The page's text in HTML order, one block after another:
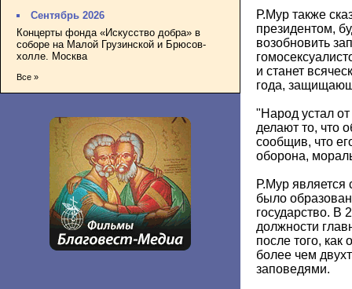
Сентябрь 2026
Концерты фонда «Искусство добра» в
соборе на Малой Грузинской и Брюсов-
холле. Москва
Все »
Р.Мур также
президентом,
возобновить
и станет
года,
"Народ устал
делают то, что
сообщив, что
оборона,
Р.Мур
было
государство. В
должности
после того, как
более чем
заповедями.